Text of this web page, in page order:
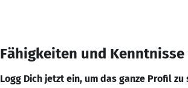
Fähigkeiten und Kenntnisse
Logg Dich jetzt ein, um das ganze Profil zu